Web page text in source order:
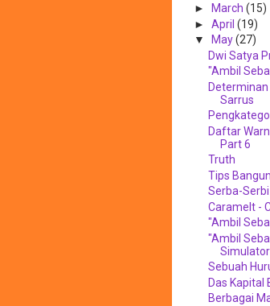
►
March (15)
► April (19)
▼
May(27)
Dwi Satya
"Ambil
Sarrus
Daftar
Part 6
Truth
Tips
Serba-
Caramelt -
"Ambil
"Ambil
Simulator
Sebuah
Das Kapital
Berbagai